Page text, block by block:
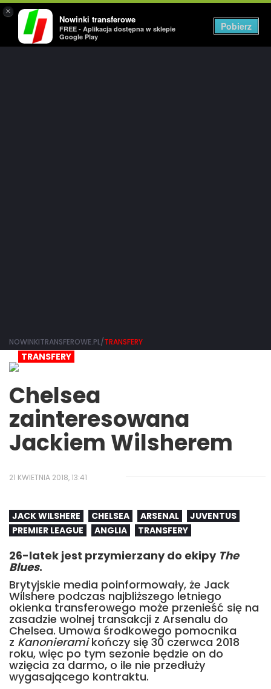
×
Nowinki transferowe
FREE - Aplikacja dostępna w sklepie
Google Play
Pobierz
NOWINKITRANSFEROWE.PL/TRANSFERY
TRANSFERY
Chelsea
zainteresowana
Jackiem Wilsherem
21 KWIETNIA 2018, 13:41
JACK WILSHERE CHELSEA ARSENAL
JUVENTUS
PREMIER LEAGUE
ANGLIA TRANSFERY
26-latek jest przymierzany do ekipy The
Blues.
Brytyjskie media poinformowały, że Jack
Wilshere podczas najbliższego letniego
okienka transferowego może przenieść się na
zasadzie wolnej transakcji z Arsenalu do
Chelsea. Umowa środkowego pomocnika
z Kanonieramikończy się 30 czerwca 2018
roku, więc po tym sezonie będzie on do
wzięcia za darmo, o ile nie przedłuży
wygasającego kontraktu.